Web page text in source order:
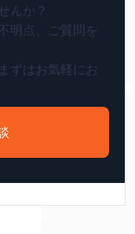
んか？
明点、ご質問を
ずはお気軽にお